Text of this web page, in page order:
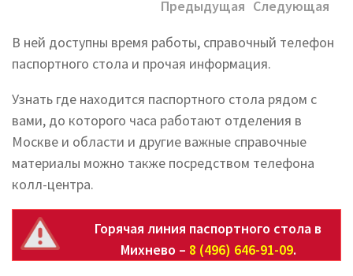
Предыдущая Следующая
В ней доступны время работы, справочный телефон
паспортного стола и прочая информация.
Узнать где находится паспортного стола рядом с
вами, до которого часа работают отделения в
Москве и области и другие важные справочные
материалы можно также посредством телефона
колл-центра.
Горячая линия паспортного стола в
Михнево – 8 (496) 646-91-09.